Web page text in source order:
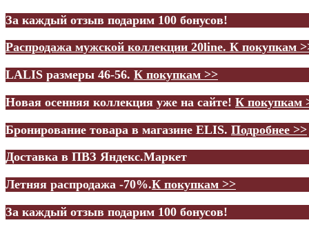
За каждый отзыв подарим 100 бонусов!
Распродажа мужской коллекции 20line. К покупкам
LALIS размеры 46-56. К покупкам >>
Новая осенняя коллекция уже на сайте! К покупкам
Бронирование товара в магазине ELIS. Подробнее >>
Доставка в ПВЗ Яндекс.Маркет
Летняя распродажа -70%.К покупкам >>
За каждый отзыв подарим 100 бонусов!